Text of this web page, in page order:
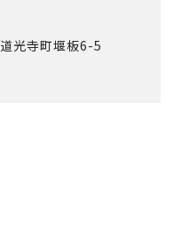
光寺町堰板6-5